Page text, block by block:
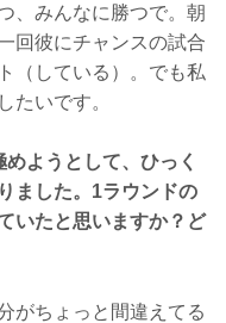
、みんなに勝つで。朝
回彼にチャンスの試合
（している）。でも私
たいです。
ようとして、ひっく
ました。1ラウンドの
いたと思いますか？ど
ちょっと間違えてる